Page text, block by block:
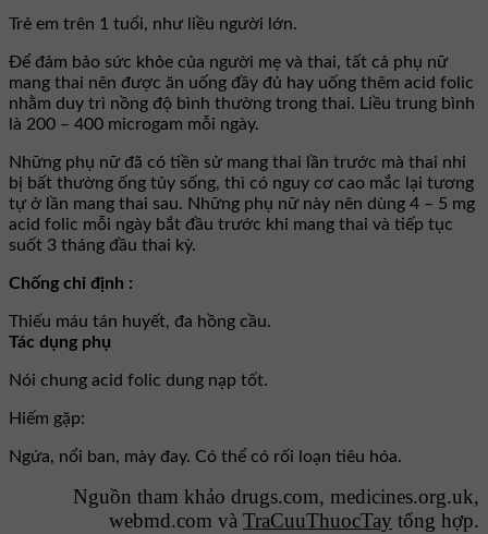
Trẻ em trên 1 tuổi, như liều người lớn.
Ðể đảm bảo sức khỏe của người mẹ và thai, tất cả phụ nữ
mang thai nên được ăn uống đầy đủ hay uống thêm acid folic
nhằm duy trì nồng độ bình thường trong thai. Liều trung bình
là 200 – 400 microgam mỗi ngày.
Những phụ nữ đã có tiền sử mang thai lần trước mà thai nhi
bị bất thường ống tủy sống, thì có nguy cơ cao mắc lại tương
tự ở lần mang thai sau. Những phụ nữ này nên dùng 4 – 5 mg
acid folic mỗi ngày bắt đầu trước khi mang thai và tiếp tục
suốt 3 tháng đầu thai kỳ.
Chống chỉ định :
Thiếu máu tán huyết, đa hồng cầu.
Tác dụng phụ
Nói chung acid folic dung nạp tốt.
Hiếm gặp:
Ngứa, nổi ban, mày đay. Có thể có rối loạn tiêu hóa.
Nguồn tham khảo drugs.com, medicines.org.uk,
webmd.com và TraCuuThuocTay tổng hợp.